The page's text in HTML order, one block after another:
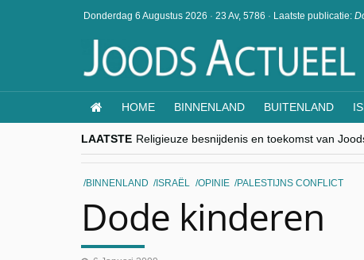
Donderdag 6 Augustus 2026 · 23 Av, 5786 · Laatste publicatie:
HOME BINNENLAND BUITENLAND
LAATSTE Religieuze besnijdenis en toekomst van
“Besnijdenisdebat toont hoe moeilijk
CITYTRIP | ROEMENIË – Boekarest: de
“Vandaag zit elke Jood in België op de
BINNENLAND ISRAËL OPINIE PALESTIJNS CONFLICT
Dode kinderen